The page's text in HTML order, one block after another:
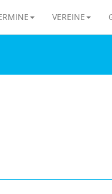
VEREINE